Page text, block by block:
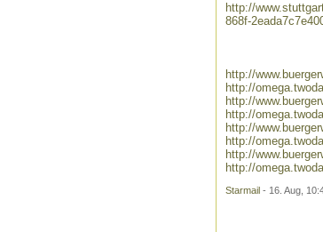
http://
868f-
http://
http://
http://
http://
http://
http://
http://
http://
Starmail - 16. Aug,